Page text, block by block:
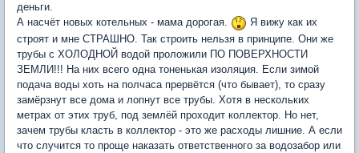
деньги.
А насчёт новых котельных - мама дорогая.
Я вижу как их
строят и мне СТРАШНО. Так строить нельзя в принципе. Они же
трубы с ХОЛОДНОЙ водой проложили ПО ПОВЕРХНОСТИ
ЗЕМЛИ!!! На них всего одна тоненькая изоляция. Если зимой
подача воды хоть на полчаса прервётся (что бывает), то сразу
замёрзнут все дома и лопнут все трубы. Хотя в нескольких
метрах от этих труб, под землёй проходит коллектор. Но нет,
зачем трубы класть в коллектор - это же расходы лишние. А если
что случится то проще наказать ответственного за водозабор или